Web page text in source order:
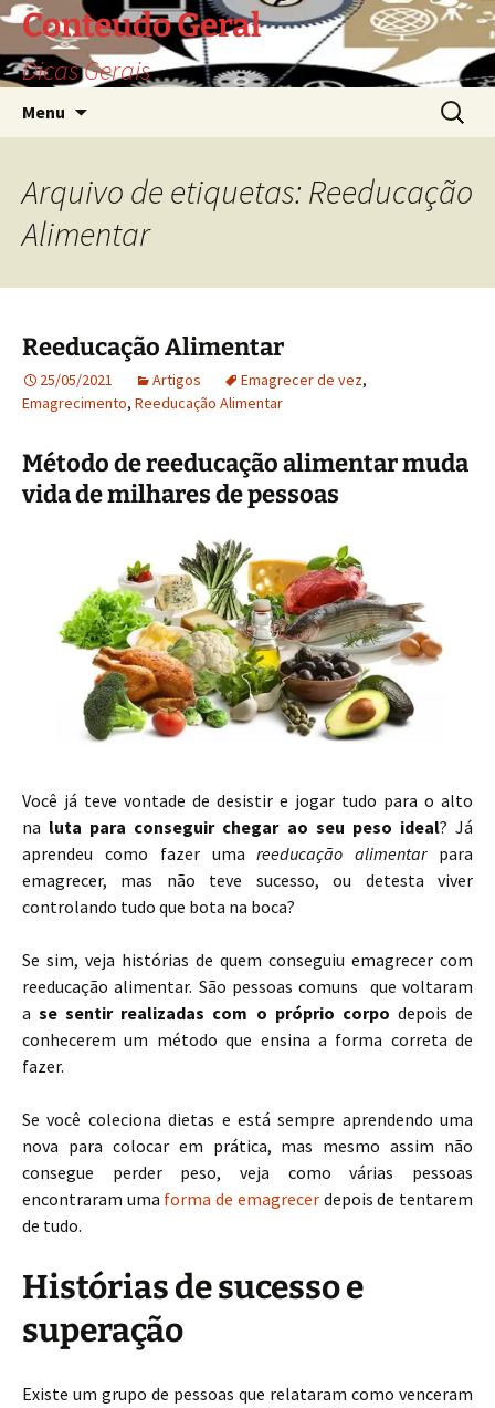
Saltar
para
o
conteúdo
Conteudo Geral
Dicas Gerais
Menu
por:
Arquivo de etiquetas: Reeducação
Alimentar
Reeducação Alimentar
25/05/2021 Artigos Emagrecer de vez,
Emagrecimento, Reeducação Alimentar
Método de reeducação alimentar muda
vida de milhares de pessoas
Você já teve vontade de desistir e jogar tudo para o alto
na luta para conseguir chegar ao seu peso ideal? Já
aprendeu como fazer uma reeducação alimentarpara
emagrecer, mas não teve sucesso, ou detesta viver
controlando tudo que bota na boca?
Se sim, veja histórias de quem conseguiu emagrecer com
reeducação alimentar. São pessoas comuns que voltaram
ase sentir realizadas com o próprio corpo depois de
conhecerem um método que ensina a forma correta de
fazer.
Se você coleciona dietas e está sempre aprendendo uma
nova para colocar em prática, mas mesmo assim não
consegue perder peso, veja como várias pessoas
encontraram uma forma de emagrecerdepois de tentarem
de tudo.
Histórias de sucesso e
superação
Existe um grupo de pessoas que relataram como venceram